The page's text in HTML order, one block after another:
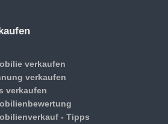
verkaufen
verkaufen
verkaufen
- Tipps